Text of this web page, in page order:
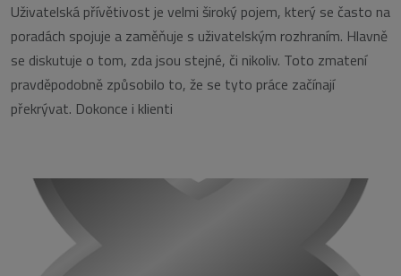
Uživatelská přívětivost je velmi široký pojem, který se často na
poradách spojuje a zaměňuje s uživatelským rozhraním. Hlavně
se diskutuje o tom, zda jsou stejné, či nikoliv. Toto zmatení
pravděpodobně způsobilo to, že se tyto práce začínají
překrývat. Dokonce i klienti